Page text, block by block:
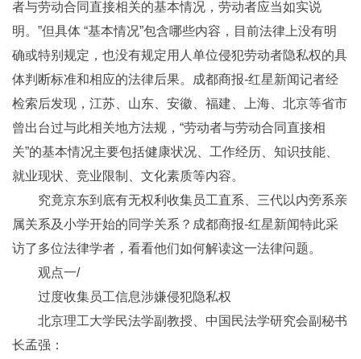
者与劳动合同直接相关的基本情况，劳动者应当如实说
明。”但具体 “基本情况”包含哪些内容，目前法律上没有明
确或特别规定，也没有规定用人单位侵犯劳动者隐私权的具
体判断标准和相应的法律后果。成都商报-红星新闻记者经
检索后发现，江苏、山东、安徽、福建、上海、北京等省市
曾出台过与此相关地方法规，“劳动者与劳动合同直接相
关”的基本情况主要包括健康状况、工作经历、知识技能、
就业现状、竞业限制、文化素质等内容。
究竟京东到底有无权利收集员工直系、三代以内旁系亲
属关系及小学开始的同学关系？成都商报-红星新闻特此采
访了多位法律学者，看看他们如何解读这一法律问题。
观点一/
过度收集员工信息涉嫌侵犯隐私权
北京理工大学民法学副教授、中国民法学研究会副秘书
长孟强：